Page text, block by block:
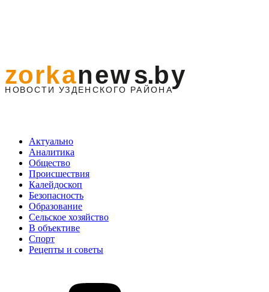
Актуально
Аналитика
Общество
Происшествия
Калейдоскоп
Безопасность
Образование
Сельское хозяйство
В объективе
Спорт
Рецепты и советы